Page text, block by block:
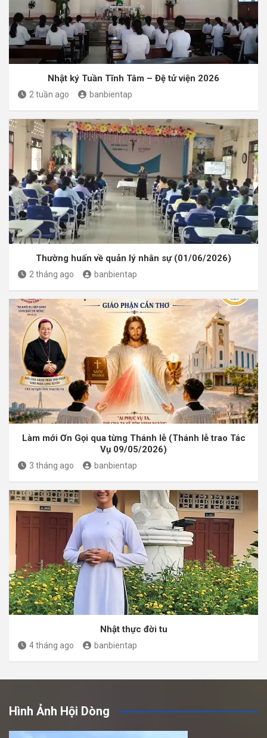
Nhật ký Tuần Tĩnh Tâm – Đệ tử viện 2026
2 tuần ago banbientap
Thường huấn về quản lý nhân sự (01/06/2026)
2 tháng ago banbientap
Làm mới Ơn Gọi qua từng Thánh lễ (Thánh lễ trao Tác
Vụ 09/05/2026)
3 tháng ago banbientap
Nhật thực đời tu
4 tháng ago banbientap
Hình Ảnh Hội Dòng